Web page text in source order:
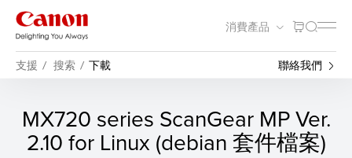
消費產品
支援 搜索 下載 聯絡我們
MX720 series ScanGear MP Ver.
2.10 for Linux (debian 套件檔案)